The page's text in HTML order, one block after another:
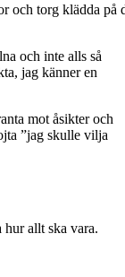
och torg klädda på
och inte alls så
jag känner en
mot åsikter och
”jag skulle vilja
hur allt ska vara.